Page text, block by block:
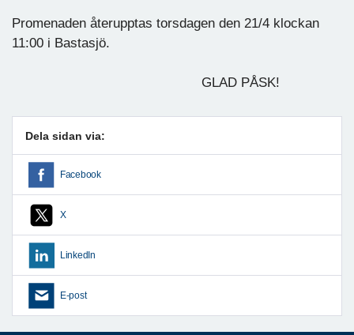
Promenaden återupptas torsdagen den 21/4 klockan
11:00 i Bastasjö.
GLAD PÅSK!
Dela sidan via:
Facebook
X
LinkedIn
E-post